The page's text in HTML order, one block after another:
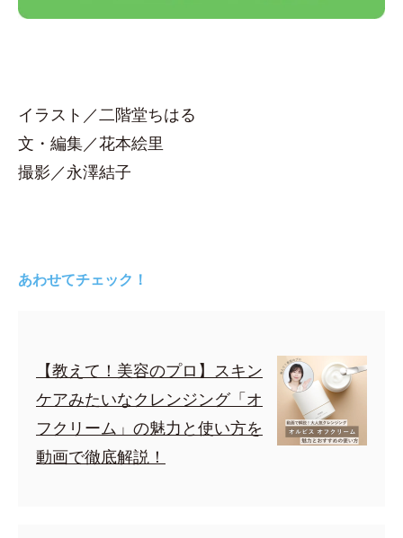
イラスト／二階堂ちはる
文・編集／花本絵里
撮影／永澤結子
あわせてチェック！
【教えて！美容のプロ】スキン
ケアみたいなクレンジング「オ
フクリーム」の魅力と使い方を
動画で徹底解説！